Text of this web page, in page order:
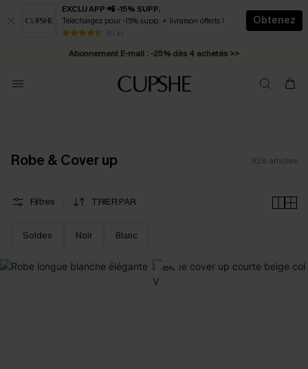
EXCLU APP 📲 -15% SUPP.
Téléchargez pour -15% supp. + livraison offerts !
50 k+
Obtenez
* Livraison éclair 2-3 jours ouvrés >>
Abonnement E-mail : -25% dès 4 achetés >>
Robe & Cover up 929 articles
Filtres TRIER PAR
Soldes Noir Blanc
-15%